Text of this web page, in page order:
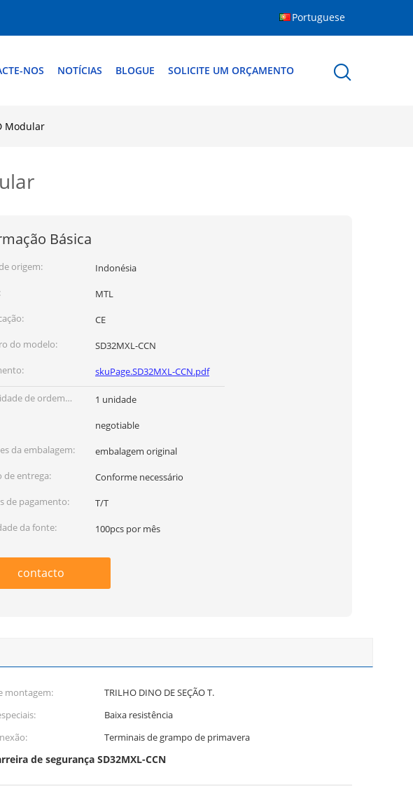
Portuguese
NOS NOTÍCIAS BLOGUE SOLICITE UM ORÇAMENTO
Modular
Básica
origem:
Indonésia
MTL
CE
do modelo:
SD32MXL-CCN
skuPage.SD32MXL-CCN.pdf
de ordem
1 unidade
negotiable
da embalagem:
embalagem original
de entrega:
Conforme necessário
de pagamento:
T/T
da fonte:
100pcs por mês
contacto
montagem:
TRILHO DINO DE SEÇÃO T.
Baixa resistência
Terminais de grampo de primavera
de segurança SD32MXL-CCN